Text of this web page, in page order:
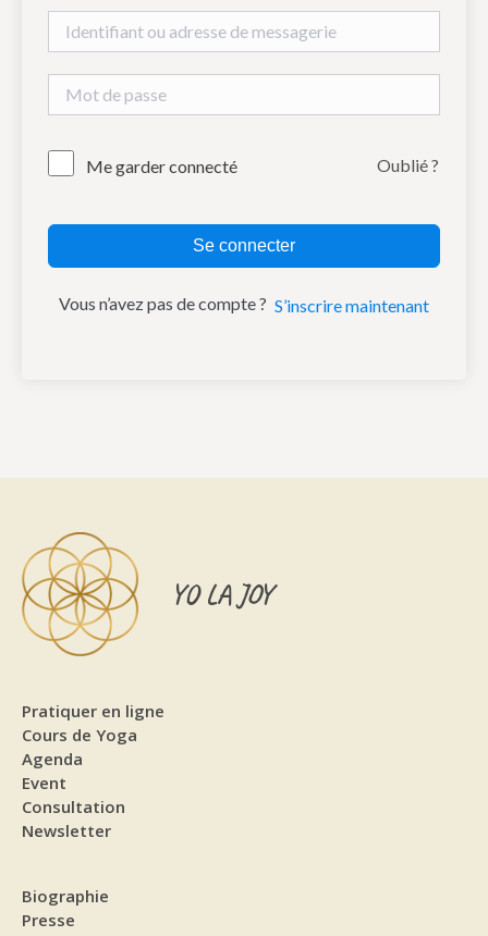
Me garder connecté Oublié ?
Se connecter
Vous n’avez pas de compte ? S’inscrire maintenant
YO LA JOY
Pratiquer en ligne
Cours de Yoga
Agenda
Event
Consultation
Newsletter
Biographie
Presse